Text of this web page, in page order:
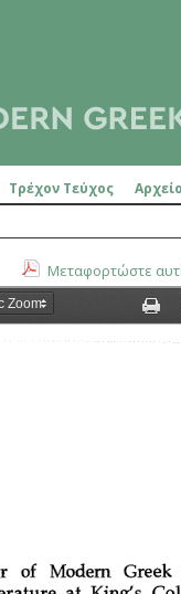
Τρέχον Τεύχος
Μεταφορτώστε